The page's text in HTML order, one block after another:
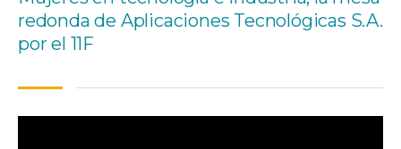
redonda de Aplicaciones Tecnológicas S.A.
por el 11F